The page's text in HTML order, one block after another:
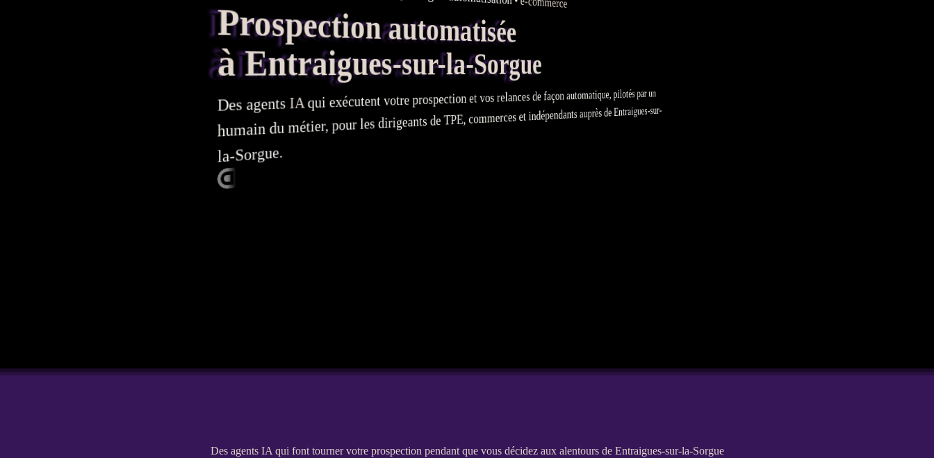
Prospection automatisée
à Entraigues-sur-la-Sorgue
Desagents IAqui exécutent votreprospectionet vosrelancesde façon automatique, pilotés par un
humain du métier, pour les dirigeants deTPE , commerces et indépendants auprès de Entraigues-sur-
la-Sorgue.
Des agents IA qui font tourner votre prospection pendant que vous décidez aux alentours de Entraigues-sur-la-Sorgue